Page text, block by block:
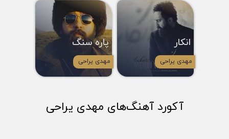
انکار
مهدی یراحی
پاره سنگ
مهدی یراحی
آکورد آهنگ‌های مهدی یراحی